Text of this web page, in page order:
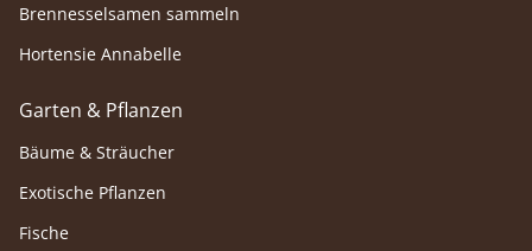
Brennesselsamen sammeln
Hortensie Annabelle
Garten & Pflanzen
Bäume & Sträucher
Exotische Pflanzen
Fische